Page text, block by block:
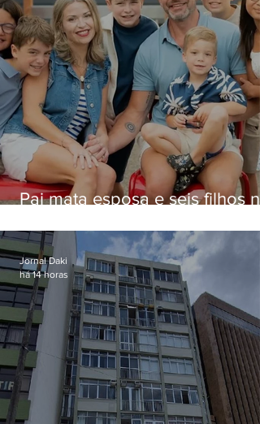
Pai mata esposa e seis filhos
Jornal Daki
há 14 horas